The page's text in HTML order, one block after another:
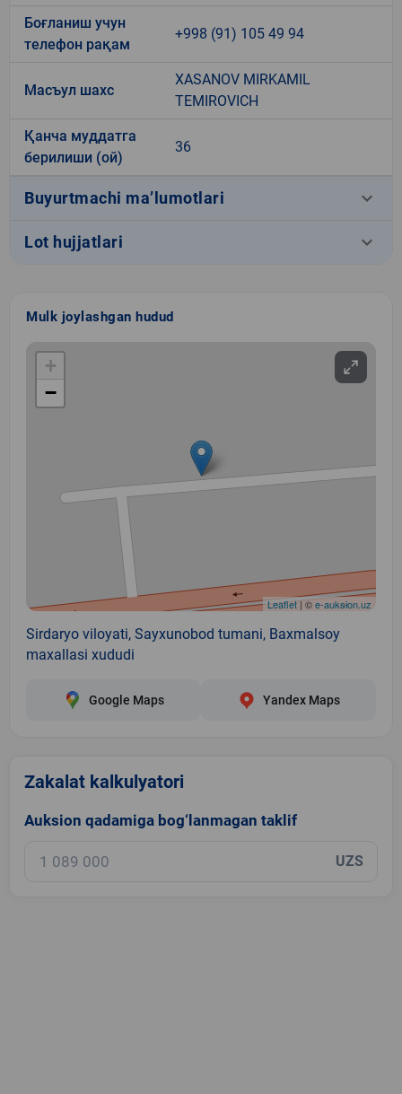
Боғланиш учун
телефон рақам
+998 (91) 105 49 94
Масъул шахс
XASANOV MIRKAMIL
TEMIROVICH
Қанча муддатга
берилиши (ой)
36
Buyurtmachi ma’lumotlari keyboard_arrow_down
Lot hujjatlari keyboard_arrow_down
Mulk joylashgan hudud
+
−
Leaflet| ©e-auksion.uz
Sirdaryo viloyati, Sayxunobod tumani, Baxmalsoy
maxallasi xududi
Google Maps Yandex Maps
Zakalat kalkulyatori
Auksion qadamiga bog‘lanmagan taklif
UZS